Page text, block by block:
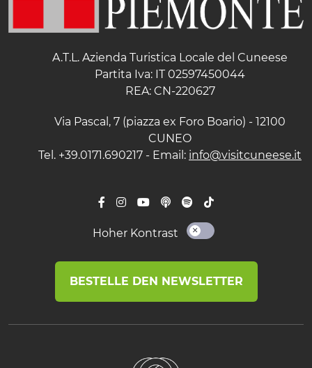
A.T.L. Azienda Turistica Locale del Cuneese
Partita Iva: IT 02597450044
REA: CN-220627
Via Pascal, 7 (piazza ex Foro Boario) - 12100
CUNEO
Tel. +39.0171.690217 - Email: info@visitcuneese.it
Hoher Kontrast
BESTELLE DEN NEWSLETTER